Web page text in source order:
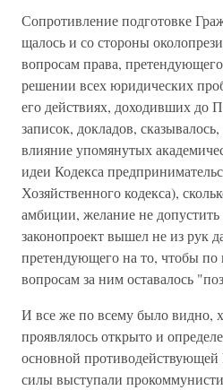
Сопротивление подготовке
щалось и со стороны
вопросам права,
решении всех юридических
его действиях, доходивших до
записок, док­ладов,
влияние упомя­нутых
идеи Кодекса
Хозяйственного кодекса),
амбиции, желание не
законопроект вышел не из рук
претендующего на то, что­бы
вопросам за ним оставалось
И все же по всему было видно,
проявлялось открыто и
основной противодействующей
силы выступали